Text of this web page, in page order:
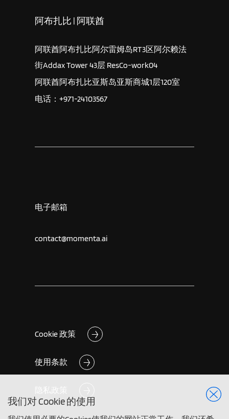
我们对 Cookie 的使用
阿布扎比 | 阿联酋
阿联酋阿布扎比阿尔雷姆岛RT3区阿尔赖法
街Addax Tower 43层 ResCo-work04
阿联酋阿布扎比亚斯岛亚斯商城1层120室
电话：+971-24103567
电子邮箱
contact@momenta.ai
Cookie 政策
使用条款
隐私政策